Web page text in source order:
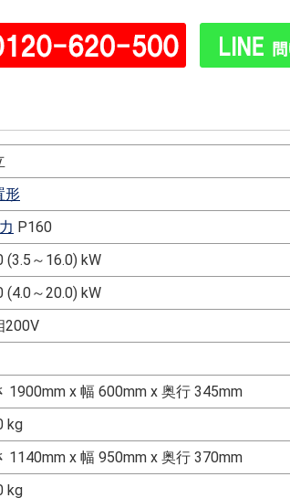
形
P160
(3.5～16.0) kW
(4.0～20.0) kW
200V
1900mm x 幅 600mm x 奥行 345mm
kg
1140mm x 幅 950mm x 奥行 370mm
kg